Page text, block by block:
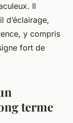
Il
d’éclairage,
y compris
fort de
terme